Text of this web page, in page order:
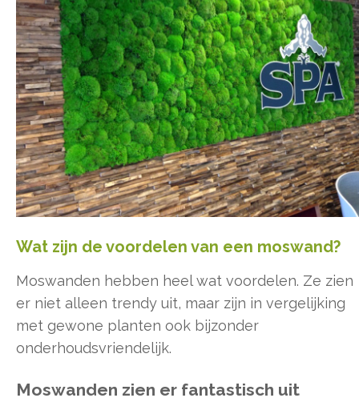
Wat zijn de voordelen van een moswand?
Moswanden hebben heel wat voordelen. Ze zien
er niet alleen trendy uit, maar zijn in vergelijking
met gewone planten ook bijzonder
onderhoudsvriendelijk.
Moswanden zien er fantastisch uit